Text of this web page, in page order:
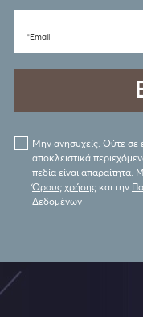
*Email
Μην ανησυχείς. Ούτε σε
αποκλειστικά
πεδία είναι
Όρους χρήσης και την
Δεδομένων